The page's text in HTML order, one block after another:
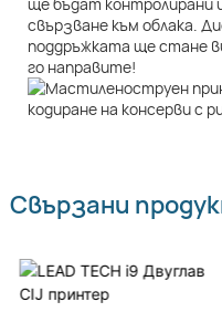
ще бъдат контролирани
свързване към облака.
поддръжката ще стане
го направите!
Свързани